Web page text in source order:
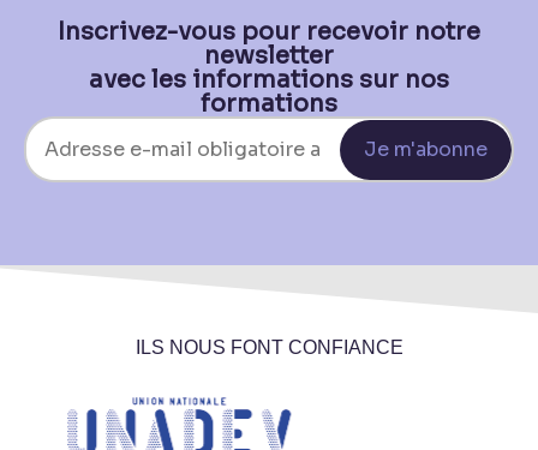
Inscrivez-vous pour recevoir notre
newsletter
avec les informations sur nos
formations
Je m'abonne
ILS NOUS FONT CONFIANCE